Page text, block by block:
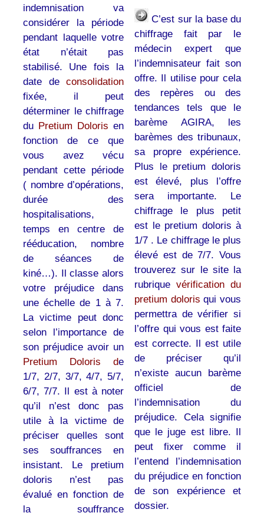
indemnisation va
considérer la période
pendant laquelle votre
état n’était pas
stabilisé. Une fois la
date deconsolidation
fixée, il peut
déterminer le chiffrage
du Pretium Doloris en
fonction de ce que
vous avez vécu
pendant cette période
( nombre d’opérations,
durée des
hospitalisations,
temps en centre de
rééducation, nombre
de séances de
kiné…). Il classe alors
votre préjudice dans
une échelle de 1 à 7.
La victime peut donc
selon l’importance de
son préjudice avoir un
Pretium Doloris de
1/7, 2/7, 3/7, 4/7, 5/7,
6/7, 7/7. Il est à noter
qu’il n’est donc pas
utile à la victime de
préciser quelles sont
ses souffrances en
insistant. Le pretium
doloris n’est pas
évalué en fonction de
la souffrance
C’est sur la base du
chiffrage fait par le
médecin expert que
l’indemnisateur fait son
offre. Il utilise pour cela
des repères ou des
tendances tels que le
barème AGIRA, les
barèmes des tribunaux,
sa propre expérience.
Plus le pretium doloris
est élevé, plus l’offre
sera importante. Le
chiffrage le plus petit
est le pretium doloris à
1/7 . Le chiffrage le plus
élevé est de 7/7. Vous
trouverez sur le site la
rubrique vérification du
pretium doloris qui vous
permettra de vérifier si
l’offre qui vous est faite
est correcte. Il est utile
de préciser qu’il
n’existe aucun barème
officiel de
l’indemnisation du
préjudice. Cela signifie
que le juge est libre. Il
peut fixer comme il
l’entend l’indemnisation
du préjudice en fonction
de son expérience et
dossier.